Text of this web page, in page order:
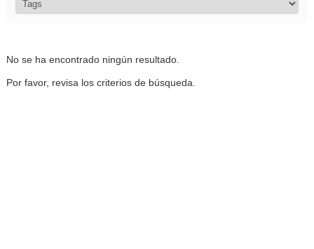
No se ha encontrado ningún resultado.
Por favor, revisa los criterios de búsqueda.